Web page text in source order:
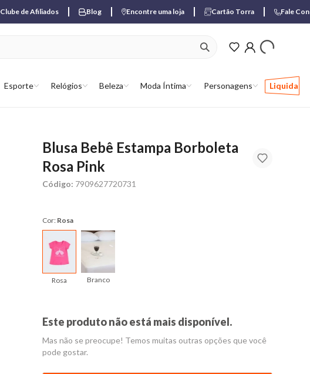
Clube de Afiliados Blog Encontre uma loja Cartão Torra Fale
Esporte Relógios Beleza Moda Íntima Personagens Liquida
ver produtos
Blusa Bebê Estampa Borboleta
Rosa Pink
Código: 7909627720731
Cor: Rosa
Rosa Branco
Este produto não está mais disponível.
Mas não se preocupe! Temos muitas outras opções que você
pode gostar.